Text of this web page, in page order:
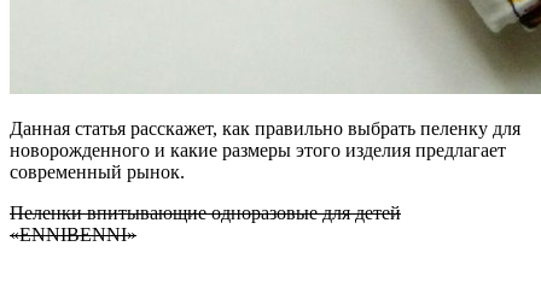
Данная статья расскажет, как правильно выбрать пеленку для
новорожденного и какие размеры этого изделия предлагает
современный рынок.
Пеленки впитывающие одноразовые для детей
«ENNIBENNI»